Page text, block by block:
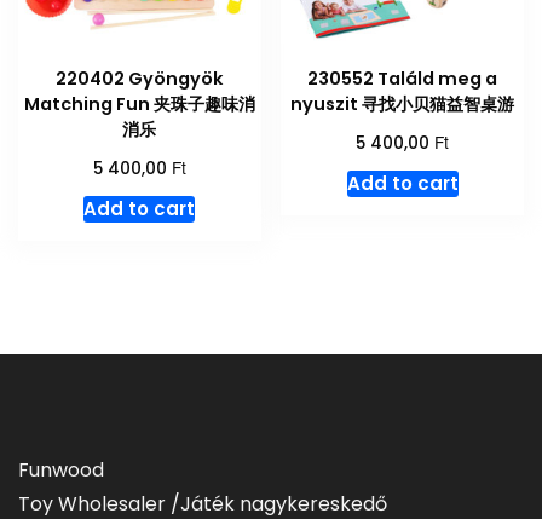
220402 Gyöngyök
Matching Fun 夹珠子趣味消
消乐
5 400,00 Ft
Add to cart
230552 Találd meg a
nyuszit 寻找小贝猫益智桌游
5 400,00 Ft
Add to cart
Funwood
Toy Wholesaler /Játék nagykereskedő